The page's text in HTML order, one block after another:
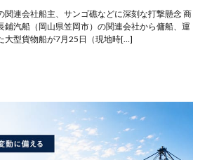
関連会社船主、サンゴ礁などに深刻な打撃懸念 商
鋪汽船（岡山県笠岡市）の関連会社から傭船、運
大型貨物船が7月25日（現地時[…]